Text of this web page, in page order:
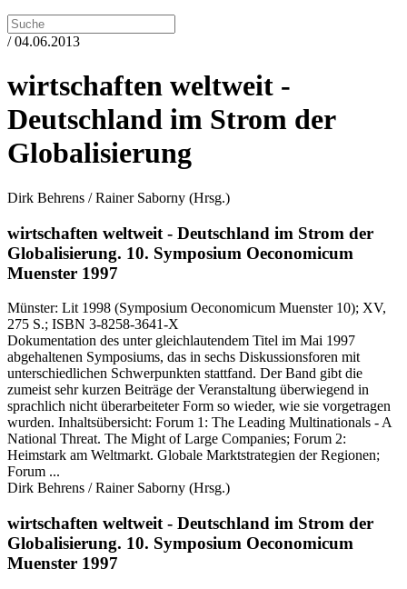
/ 04.06.2013
wirtschaften weltweit -
Deutschland im Strom der
Globalisierung
Dirk Behrens / Rainer Saborny (Hrsg.)
wirtschaften weltweit - Deutschland im Strom der
Globalisierung. 10. Symposium Oeconomicum
Muenster 1997
Münster: Lit 1998 (Symposium Oeconomicum Muenster 10); XV,
275 S.; ISBN 3-8258-3641-X
Dokumentation des unter gleichlautendem Titel im Mai 1997
abgehaltenen Symposiums, das in sechs Diskussionsforen mit
unterschiedlichen Schwerpunkten stattfand. Der Band gibt die
zumeist sehr kurzen Beiträge der Veranstaltung überwiegend in
sprachlich nicht überarbeiteter Form so wieder, wie sie vorgetragen
wurden. Inhaltsübersicht: Forum 1: The Leading Multinationals - A
National Threat. The Might of Large Companies; Forum 2:
Heimstark am Weltmarkt. Globale Marktstrategien der Regionen;
Forum ...
Dirk Behrens / Rainer Saborny (Hrsg.)
wirtschaften weltweit - Deutschland im Strom der
Globalisierung. 10. Symposium Oeconomicum
Muenster 1997